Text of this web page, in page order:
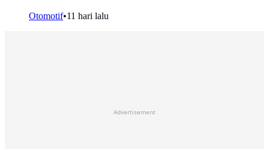
Otomotif•11 hari lalu
Advertisement